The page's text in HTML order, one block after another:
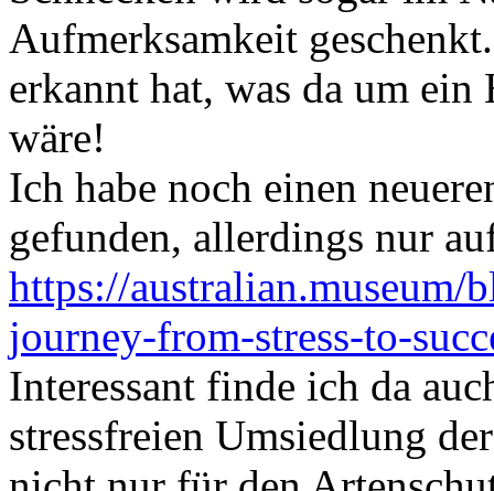
Aufmerksamkeit
erkannt hat, was da um ein
wäre!
Ich habe noch einen
gefunden, allerdings nur
https://australian.museum/
journey-from-stress-to-
Interessant finde ich da
stressfreien Umsiedlung